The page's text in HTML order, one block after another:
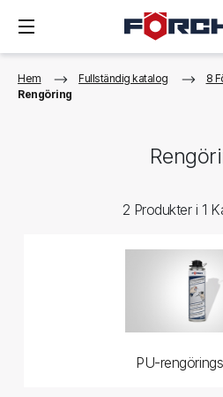
Hem Fullständig katalog
8
Rengöring
2 Produkter i 1
PU-